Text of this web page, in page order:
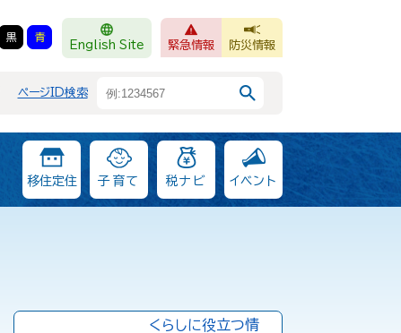
黒 青
English Site 緊急情報 防災情報
ページID検索
移住定住 子育て 税ナビ イベント
くらしに役立つ情